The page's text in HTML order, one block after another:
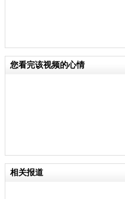
您看完该视频的心情
相关报道